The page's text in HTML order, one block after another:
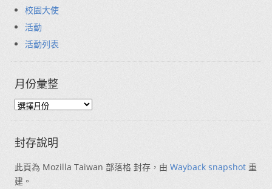
校園大使
活動
活動列表
月份彙整
封存說明
此頁為 Mozilla Taiwan 部落格 封存，由 Wayback snapshot 重
建。